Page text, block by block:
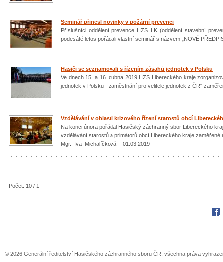
Seminář přinesl novinky v požární prevenci
Příslušníci oddělení prevence HZS LK (oddělení stavební
podesáté letos pořádali vlastní seminář s názvem „NOVÉ
Hasiči se seznamovali s řízením zásahů jednotek v Polsku
Ve dnech 15. a 16. dubna 2019 HZS Libereckého kraje
jednotek v Polsku - zaměstnání pro velitele jednotek z ČR"
Vzdělávání v oblasti krizového řízení starostů obcí
Na konci února pořádal Hasičský záchranný sbor Libereckého
vzdělávání starostů a primátorů obcí Libereckého kraje zaměřené
Mgr. Iva Michalíčková - 01.03.2019
Počet: 10 / 1
© 2026 Generální ředitelství Hasičského záchranného sboru ČR, všechna práva